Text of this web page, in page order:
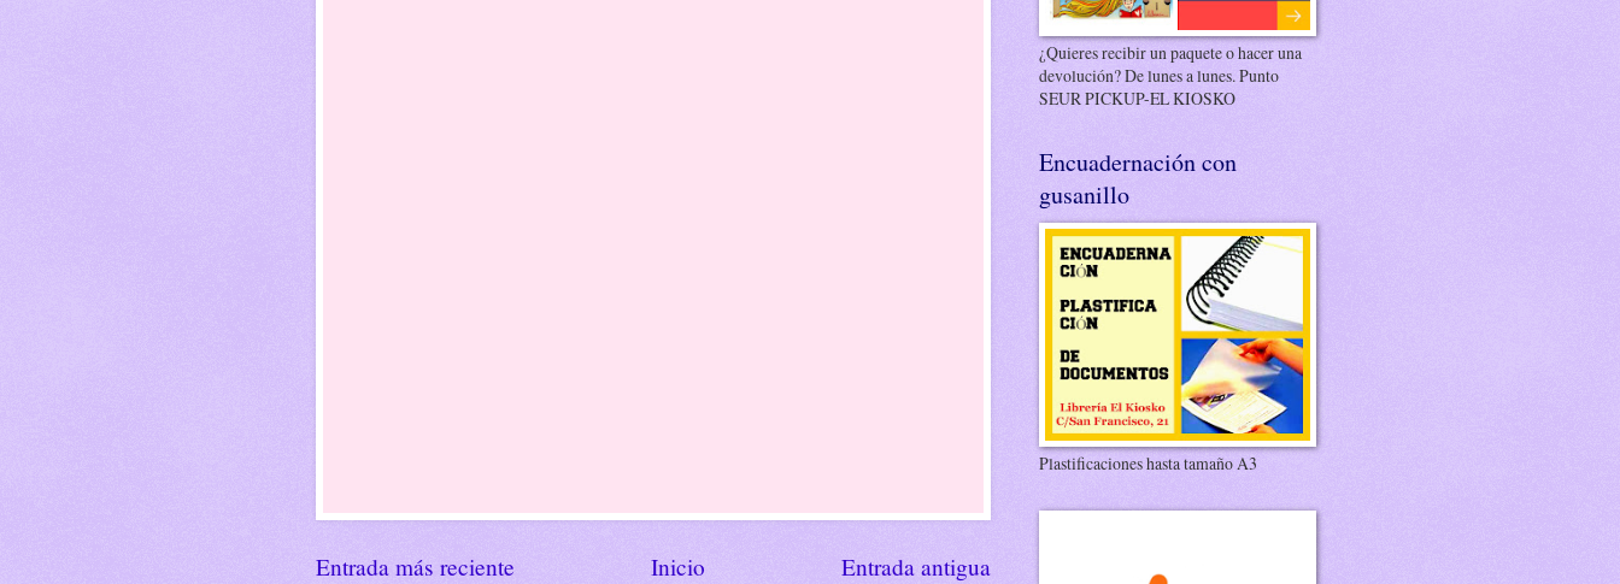
Entrada más reciente Entrada antigua
Inicio
¿Quieres recibir un paquete o hacer una
devolución? De lunes a lunes. Punto
SEUR PICKUP-EL KIOSKO
Encuadernación con
gusanillo
Plastificaciones hasta tamaño A3